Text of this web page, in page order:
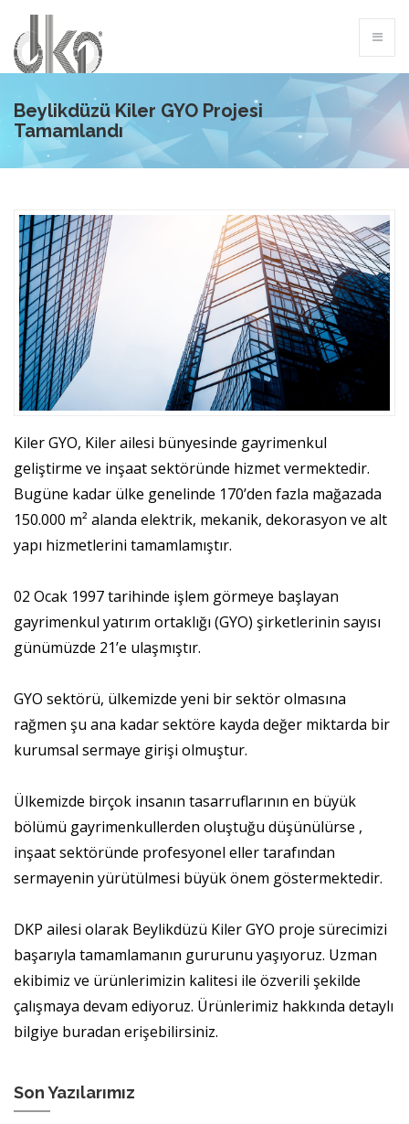
Beylikdüzü Kiler GYO Projesi
Tamamlandı
Kiler GYO, Kiler ailesi bünyesinde gayrimenkul
geliştirme ve inşaat sektöründe hizmet vermektedir.
Bugüne kadar ülke genelinde 170’den fazla mağazada
150.000 m² alanda elektrik, mekanik, dekorasyon ve alt
yapı hizmetlerini tamamlamıştır.
02 Ocak 1997 tarihinde işlem görmeye başlayan
gayrimenkul yatırım ortaklığı (GYO) şirketlerinin sayısı
günümüzde 21’e ulaşmıştır.
GYO sektörü, ülkemizde yeni bir sektör olmasına
rağmen şu ana kadar sektöre kayda değer miktarda bir
kurumsal sermaye girişi olmuştur.
Ülkemizde birçok insanın tasarruflarının en büyük
bölümü gayrimenkullerden oluştuğu düşünülürse ,
inşaat sektöründe profesyonel eller tarafından
sermayenin yürütülmesi büyük önem göstermektedir.
DKP ailesi olarak Beylikdüzü Kiler GYO proje sürecimizi
başarıyla tamamlamanın gururunu yaşıyoruz. Uzman
ekibimiz ve ürünlerimizin kalitesi ile özverili şekilde
çalışmaya devam ediyoruz. Ürünlerimiz hakkında detaylı
bilgiye buradan erişebilirsiniz.
Son Yazılarımız